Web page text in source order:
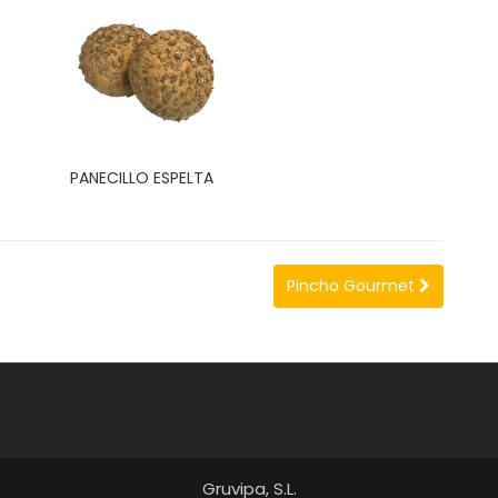
PANECILLO ESPELTA
Pincho Gourmet
Gruvipa, S.L.